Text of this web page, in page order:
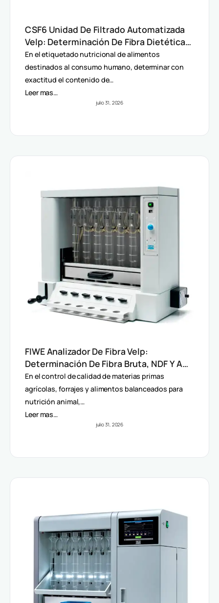
CSF6 Unidad De Filtrado Automatizada
Velp: Determinación De Fibra Dietética
(AOAC)
En el etiquetado nutricional de alimentos
destinados al consumo humano, determinar con
exactitud el contenido de…
Leer mas…
julio 31, 2026
FIWE Analizador De Fibra Velp:
Determinación De Fibra Bruta, NDF Y ADF
En Alimentos Y Piensos
En el control de calidad de materias primas
agrícolas, forrajes y alimentos balanceados para
nutrición animal,…
Leer mas…
julio 31, 2026